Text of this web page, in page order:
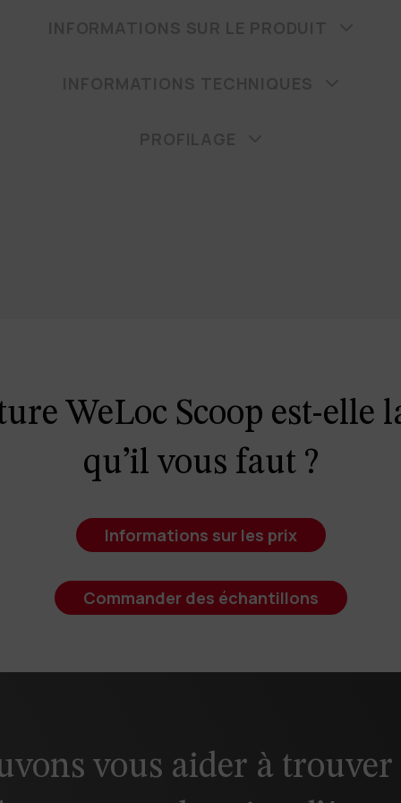
WeLoc Scoop est-elle
qu’il vous faut ?
Informations sur les prix
télécharger nos listes de prix, vous devez sélectionner la
de prix.Contact us pour demander un mot de passe.
Commander des échantillons
vous aider à